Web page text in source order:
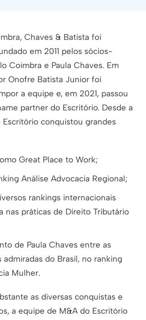
Chaves & Batista foi
em 2011 pelos sócios-
Coimbra e Paula Chaves. Em
Onofre Batista Junior foi
a equipe e, em 2021, passou
partner do Escritório. Desde a
Escritório conquistou grandes
Great Place to Work;
Análise Advocacia Regional;
rankings internacionais
nas práticas de Direito Tributário
de Paula Chaves entre as
admiradas do Brasil, no ranking
Mulher.
as diversas conquistas e
a equipe de M&A do Escritório